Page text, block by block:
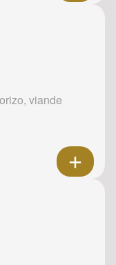
viande